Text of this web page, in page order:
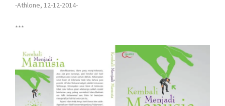
-Athlone, 12-12-2014-
***